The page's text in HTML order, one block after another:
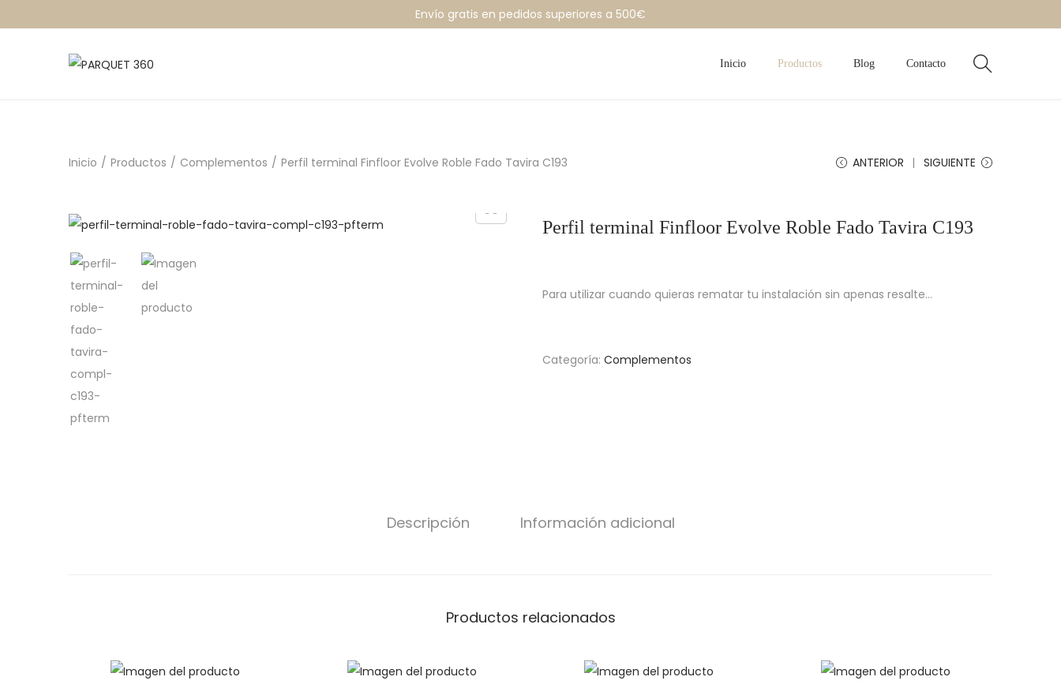
Envío gratis en pedidos superiores a 500€
Inicio Productos Blog Contacto
Inicio / Productos / Complementos / Perfil terminal Finfloor Evolve Roble Fado Tavira C193 ANTERIOR SIGUIENTE
Perfil terminal Finfloor Evolve Roble Fado Tavira C193
Para utilizar cuando quieras rematar tu instalación sin apenas resalte…
Categoría: Complementos
Descripción Información adicional
Productos relacionados